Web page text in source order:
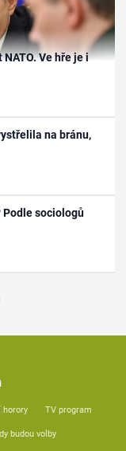
Ve hře je i
na bránu,
Podle sociologů
horory TV program
budou volby